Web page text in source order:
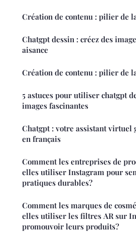
Création de contenu : pilier de
Chatgpt dessin : créez des
aisance
Création de contenu : pilier de
5 astuces pour utiliser chatgpt
images fascinantes
Chatgpt : votre assistant
en français
Comment les entreprises de
elles utiliser Instagram pour
pratiques durables?
Comment les marques de
elles utiliser les filtres AR sur
promouvoir leurs produits?